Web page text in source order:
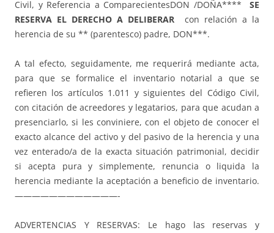
Civil, y Referencia a ComparecientesDON /DOÑA**** SE
RESERVA EL DERECHO A DELIBERAR con relación a la
herencia de su ** (parentesco) padre, DON***.
A tal efecto, seguidamente, me requerirá mediante acta,
para que se formalice el inventario notarial a que se
refieren los artículos 1.011 y siguientes del Código Civil,
con citación de acreedores y legatarios, para que acudan a
presenciarlo, si les conviniere, con el objeto de conocer el
exacto alcance del activo y del pasivo de la herencia y una
vez enterado/a de la exacta situación patrimonial, decidir
si acepta pura y simplemente, renuncia o liquida la
herencia mediante la aceptación a beneficio de inventario.
————————————-
ADVERTENCIAS Y RESERVAS: Le hago las reservas y